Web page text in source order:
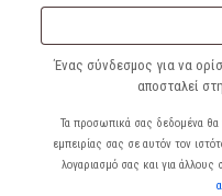
Ένας σύνδεσμος για να
αποσταλεί
Τα προσωπικά σας δεδομένα θα
εμπειρίας σας σε αυτόν τον
λογαριασμό σας και για